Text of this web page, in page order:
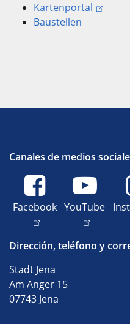
Kartenportal
Baustellen
Canales de medios
Facebook YouTube
Dirección, teléfono y
Stadt Jena
Am Anger 15
07743 Jena